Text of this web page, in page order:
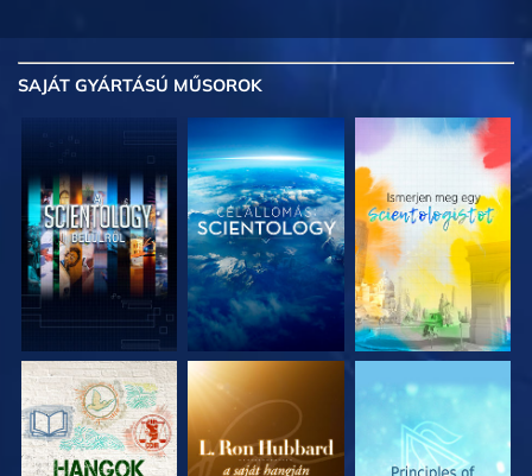
SAJÁT GYÁRTÁSÚ MŰSOROK
A SOROZAT
RÉSZEI
A SOROZAT
RÉSZEI
A SOROZAT
RÉSZEI